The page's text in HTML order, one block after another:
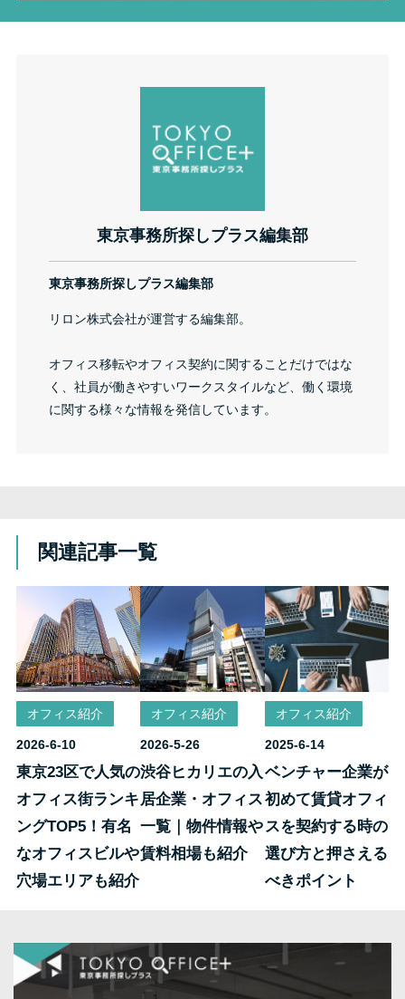
東京事務所探しプラス編集部
東京事務所探しプラス編集部
リロン株式会社が運営する編集部。
オフィス移転やオフィス契約に関することだけではな
く、社員が働きやすいワークスタイルなど、働く環境
に関する様々な情報を発信しています。
関連記事一覧
オフィス紹介
2026-6-10
東京23区で人気の
オフィス街ランキ
ングTOP5！有名
なオフィスビルや
穴場エリアも紹介
オフィス紹介
2026-5-26
渋谷ヒカリエの入
居企業・オフィス
一覧｜物件情報や
賃料相場も紹介
オフィス紹介
2025-6-14
ベンチャー企業が
初めて賃貸オフィ
スを契約する時の
選び方と押さえる
べきポイント